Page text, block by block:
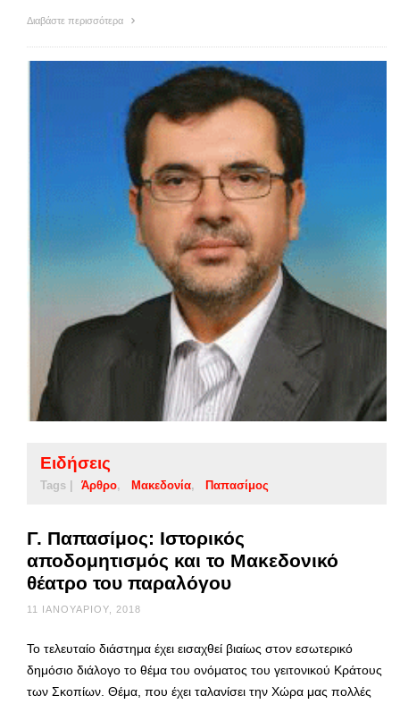
Διαβάστε περισσότερα
Ειδήσεις
Tags | Άρθρο Μακεδονία Παπασίμος
Γ. Παπασίμος: Ιστορικός
αποδομητισμός και το Μακεδονικό
θέατρο του παραλόγου
11 ΙΑΝΟΥΑΡΊΟΥ, 2018
Το τελευταίο διάστημα έχει εισαχθεί βιαίως στον εσωτερικό
δημόσιο διάλογο το θέμα του ονόματος του γειτονικού Κράτους
των Σκοπίων. Θέμα, που έχει ταλανίσει την Χώρα μας πολλές